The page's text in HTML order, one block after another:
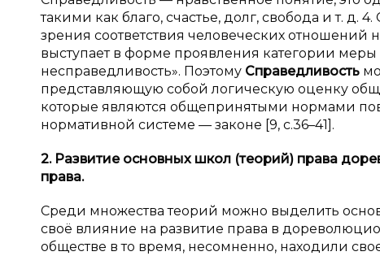
такими как благо, счастье, долг, свобода и т. д.
зрения соответствия человеческих
выступает в форме проявления категории
несправедливость». Поэтому Справедливость
представляющую собой логическую оценку
которые являются общепринятыми нормами
нормативной системе — законе [9, c.36–41].
2. Развитие основных школ (теорий) права
права.
Среди множества теорий можно выделить
своё влияние на развитие права в
обществе в то время, несомненно, находили